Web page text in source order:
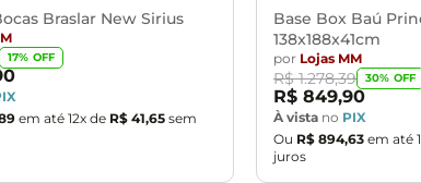
normalmente por supostos elevadores, portas,
Braslar New Sirius
17% OFF
em até 12x de R$ 41,65 sem
Base Box Baú
138x188x41cm
por Lojas MM
R$ 1.278,39 30% OFF
R$ 849,90
À vista no PIX
Ou R$ 894,63 em até
juros